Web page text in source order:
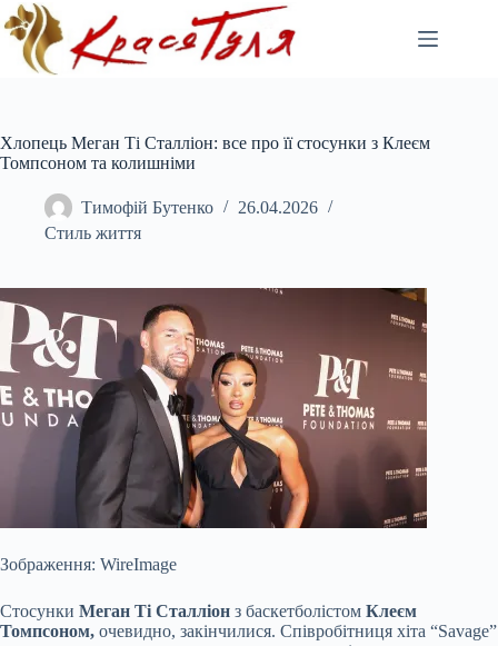
Перейти
до
вмісту
Хлопець Меган Ті Сталліон: все про її стосунки з Клеєм
Томпсоном та колишніми
Тимофій Бутенко
26.04.2026
Стиль життя
Зображення: WireImage
Стосунки Меган Ті Сталліон з баскетболістом Клеєм
Томпсоном, очевидно, закінчилися. Співробітниця хіта “Savage”